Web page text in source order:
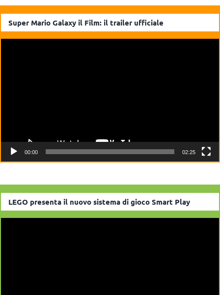
Super Mario Galaxy il Film: il trailer ufficiale
00:00 02:25
LEGO presenta il nuovo sistema di gioco Smart Play